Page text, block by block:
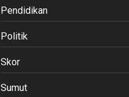
Pendidikan
Politik
Skor
Sumut